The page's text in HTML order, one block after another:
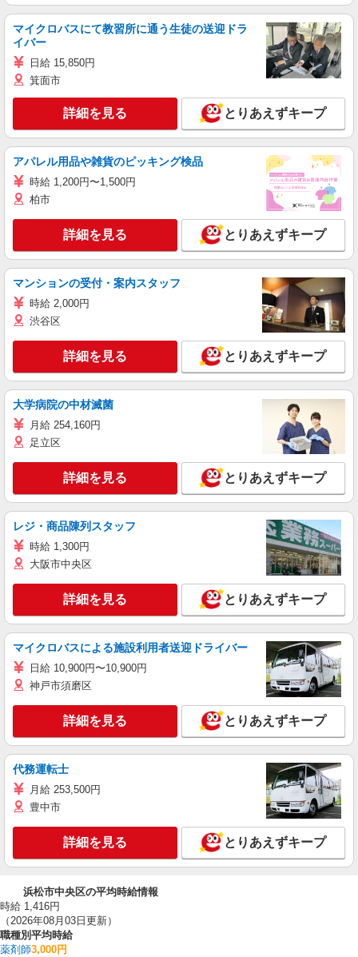
マイクロバスにて教習所に通う生徒の送迎ドラ
イバー
日給 15,850円
箕面市
詳細を見る とりあえずキープ
アパレル用品や雑貨のピッキング検品
時給 1,200円〜1,500円
柏市
詳細を見る とりあえずキープ
マンションの受付・案内スタッフ
時給 2,000円
渋谷区
詳細を見る とりあえずキープ
大学病院の中材滅菌
月給 254,160円
足立区
詳細を見る とりあえずキープ
レジ・商品陳列スタッフ
時給 1,300円
大阪市中央区
詳細を見る とりあえずキープ
マイクロバスによる施設利用者送迎ドライバー
日給 10,900円〜10,900円
神戸市須磨区
詳細を見る とりあえずキープ
代務運転士
月給 253,500円
豊中市
詳細を見る とりあえずキープ
浜松市中央区の平均時給情報
時給 1,416円
（2026年08月03日更新）
職種別平均時給
薬剤師3,000円